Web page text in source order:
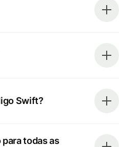
Swift?
todas as